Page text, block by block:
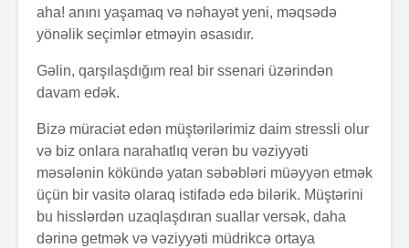
aha! anını yaşamaq və nəhayət yeni, məqsədə
yönəlik seçimlər etməyin əsasıdır.
Gəlin, qarşılaşdığım real bir ssenari üzərindən
davam edək.
Bizə müraciət edən müştərilərimiz daim stressli olur
və biz onlara narahatlıq verən bu vəziyyəti
məsələnin kökündə yatan səbəbləri müəyyən etmək
üçün bir vasitə olaraq istifadə edə bilərik. Müştərini
bu hisslərdən uzaqlaşdıran suallar versək, daha
dərinə getmək və vəziyyəti müdrikcə ortaya
Zalım padşahla
düzdanışan
Problem nədədir?
Zaman keçir,
yoxsa biz?